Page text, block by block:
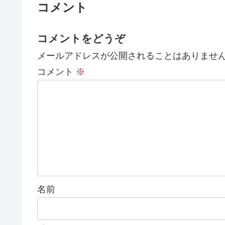
コメント
コメントをどうぞ
メールアドレスが公開されることはありませ
コメント ※
名前